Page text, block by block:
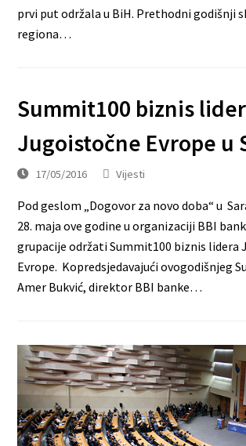
prvi put održala u BiH. Prethodni godišnji
regiona…
Summit100 biznis
Jugoistočne Evrope u
17/05/2016 Vijesti
Pod geslom „Dogovor za novo doba“ u
28. maja ove godine u organizaciji BBI
grupacije održati Summit100 biznis lidera
Evrope. Kopredsjedavajući ovogodišnjeg
Amer Bukvić, direktor BBI banke…